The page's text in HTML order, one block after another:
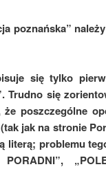
poznańska”
się tylko
Trudno się
poszczególne
jak na stronie
literą; problemu